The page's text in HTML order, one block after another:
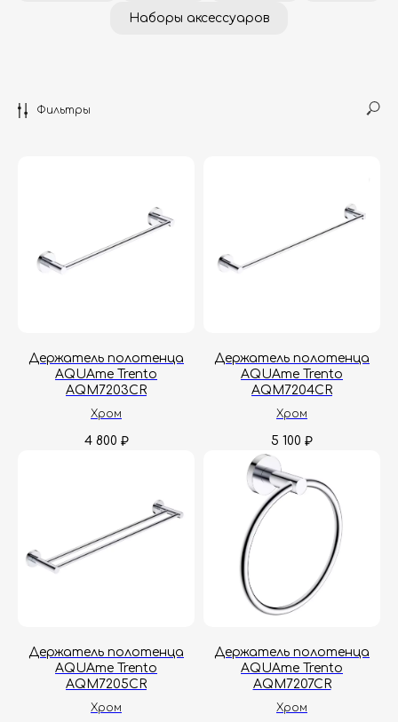
Фильтры
Держатель полотенца
AQUAme Trento
AQM7203CR
Хром
4 800 ₽
Держатель полотенца
AQUAme Trento
AQM7204CR
Хром
5 100 ₽
Держатель полотенца
AQUAme Trento
AQM7205CR
Хром
Держатель полотенца
AQUAme Trento
AQM7207CR
Хром